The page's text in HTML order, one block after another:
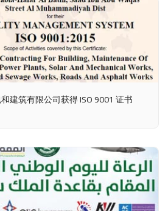
建筑有限公司获得 ISO 9001 证书